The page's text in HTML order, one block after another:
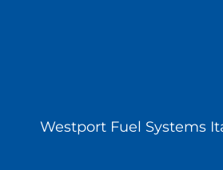
Westport Fuel Systems